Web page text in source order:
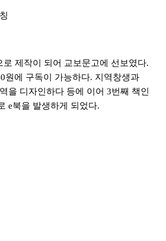
로 제작이 되어 교보문고에 선보였다.
원에 구독이 가능하다. 지역창생과
을 디자인하다 등에 이어 3번째 책인
e북을 발생하게 되었다.